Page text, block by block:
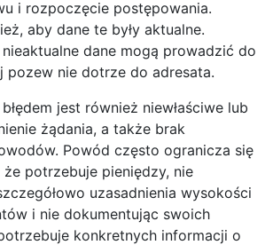
i rozpoczęcie postępowania.
aby dane te były aktualne.
nieaktualne dane mogą prowadzić do
pozew nie dotrze do adresata.
jest również niewłaściwe lub
żądania, a także brak
Powód często ogranicza się
potrzebuje pieniędzy, nie
uzasadnienia wysokości
i nie dokumentując swoich
konkretnych informacji o